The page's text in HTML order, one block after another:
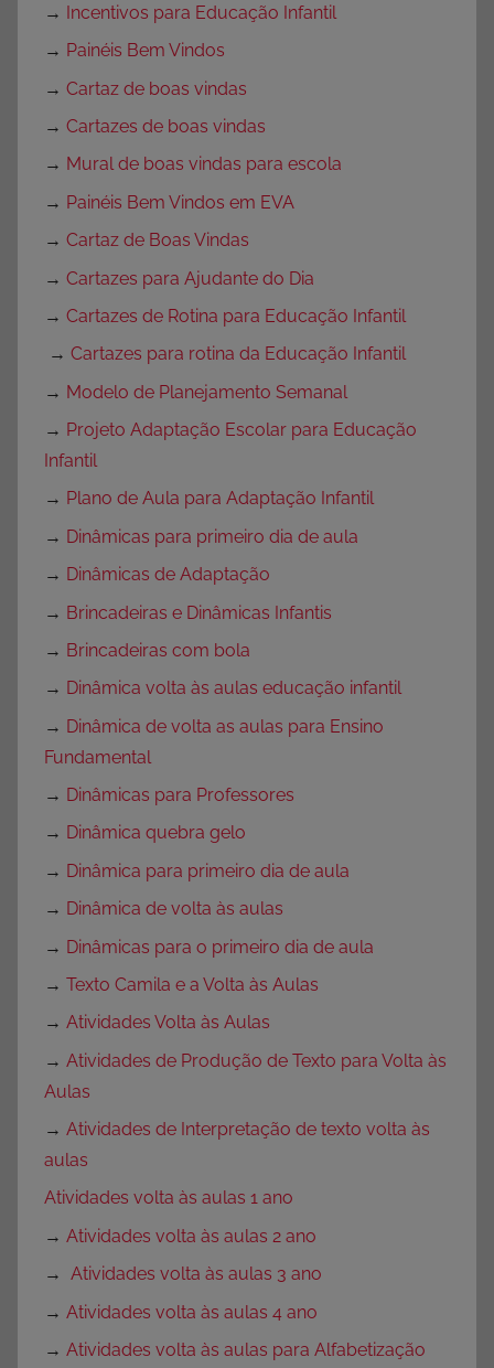
→ Incentivos para Educação Infantil
→ Painéis Bem Vindos
→ Cartaz de boas vindas
→ Cartazes de boas vindas
→ Mural de boas vindas para escola
→ Painéis Bem Vindos em EVA
→ Cartaz de Boas Vindas
→ Cartazes para Ajudante do Dia
→ Cartazes de Rotina para Educação Infantil
→ Cartazes para rotina da Educação Infantil
→ Modelo de Planejamento Semanal
→ Projeto Adaptação Escolar para Educação
Infantil
→ Plano de Aula para Adaptação Infantil
→ Dinâmicas para primeiro dia de aula
→ Dinâmicas de Adaptação
→ Brincadeiras e Dinâmicas Infantis
→ Brincadeiras com bola
→ Dinâmica volta às aulas educação infantil
→ Dinâmica de volta as aulas para Ensino
Fundamental
→ Dinâmicas para Professores
→ Dinâmica quebra gelo
→ Dinâmica para primeiro dia de aula
→ Dinâmica de volta às aulas
→ Dinâmicas para o primeiro dia de aula
→ Texto Camila e a Volta às Aulas
→ Atividades Volta às Aulas
→ Atividades de Produção de Texto para Volta às
Aulas
→ Atividades de Interpretação de texto volta às
aulas
Atividades volta às aulas 1 ano
→ Atividades volta às aulas 2 ano
→ Atividades volta às aulas 3 ano
→ Atividades volta às aulas 4 ano
→ Atividades volta às aulas para Alfabetização